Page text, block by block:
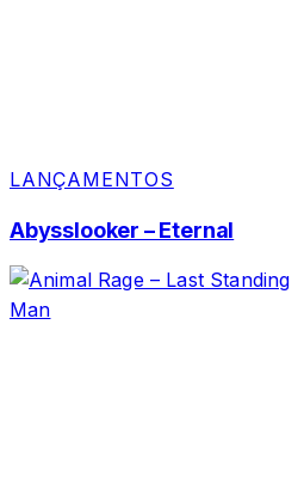
LANÇAMENTOS
Abysslooker – Eternal